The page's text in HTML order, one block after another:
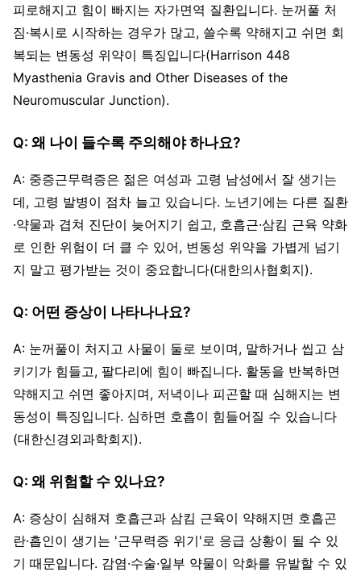
피로해지고 힘이 빠지는 자가면역 질환입니다. 눈꺼풀 처
짐·복시로 시작하는 경우가 많고, 쓸수록 약해지고 쉬면 회
복되는 변동성 위약이 특징입니다(Harrison 448
Myasthenia Gravis and Other Diseases of the
Neuromuscular Junction).
Q: 왜 나이 들수록 주의해야 하나요?
A: 중증근무력증은 젊은 여성과 고령 남성에서 잘 생기는
데, 고령 발병이 점차 늘고 있습니다. 노년기에는 다른 질환
·약물과 겹쳐 진단이 늦어지기 쉽고, 호흡근·삼킴 근육 약화
로 인한 위험이 더 클 수 있어, 변동성 위약을 가볍게 넘기
지 말고 평가받는 것이 중요합니다(대한의사협회지).
Q: 어떤 증상이 나타나나요?
A: 눈꺼풀이 처지고 사물이 둘로 보이며, 말하거나 씹고 삼
키기가 힘들고, 팔다리에 힘이 빠집니다. 활동을 반복하면
약해지고 쉬면 좋아지며, 저녁이나 피곤할 때 심해지는 변
동성이 특징입니다. 심하면 호흡이 힘들어질 수 있습니다
(대한신경외과학회지).
Q: 왜 위험할 수 있나요?
A: 증상이 심해져 호흡근과 삼킴 근육이 약해지면 호흡곤
란·흡인이 생기는 '근무력증 위기'로 응급 상황이 될 수 있
기 때문입니다. 감염·수술·일부 약물이 악화를 유발할 수 있